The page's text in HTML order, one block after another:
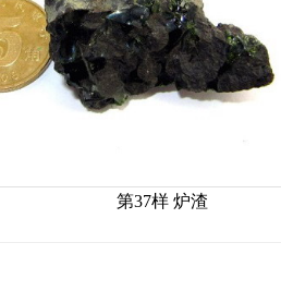
第37样 炉渣